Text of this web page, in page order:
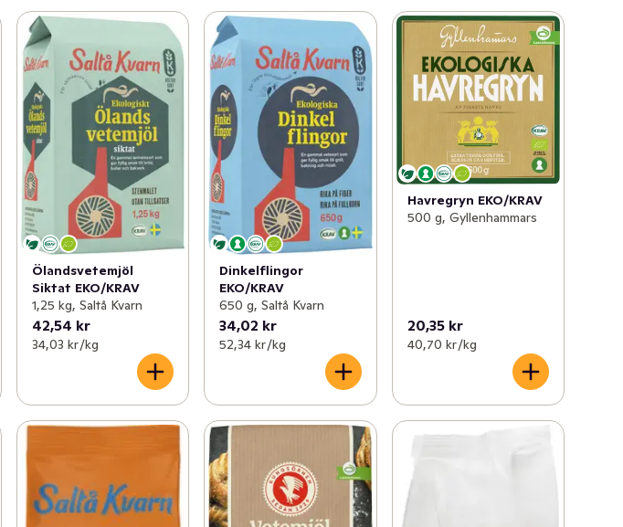
Ölandsvetemjöl
Siktat EKO/KRAV
1,25 kg, Saltå Kvarn
42,54 kr
34,03 kr /kg
Dinkelflingor
EKO/KRAV
650 g, Saltå Kvarn
34,02 kr
52,34 kr /kg
Havregryn EKO/KRAV
500 g, Gyllenhammars
20,35 kr
40,70 kr /kg